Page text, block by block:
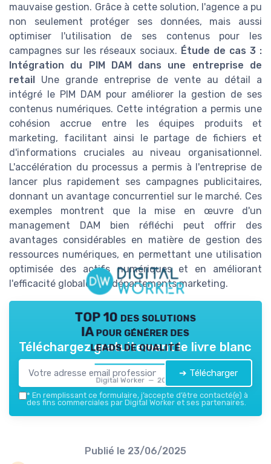
mauvaise gestion. Grâce à cette solution, l'agence a pu
non seulement protéger ses données, mais aussi
optimiser l'utilisation de ses contenus pour les
campagnes sur les réseaux sociaux. Étude de cas 3 :
Intégration du PIM DAM dans une entreprise de
retail Une grande entreprise de vente au détail a
intégré le PIM DAM pour améliorer la gestion de ses
contenus numériques. Cette intégration a permis une
cohésion accrue entre les équipes produits et
marketing, facilitant ainsi le partage de fichiers et
d'informations cruciales au niveau organisationnel.
L'accélération du processus a permis à l'entreprise de
lancer plus rapidement ses campagnes publicitaires,
donnant un avantage concurrentiel sur le marché. Ces
exemples montrent que la mise en œuvre d'un
management DAM bien réfléchi peut offrir des
avantages considérables en matière de gestion des
ressources numériques, en permettant une utilisation
optimisée des actifs numériques et en améliorant
l'efficacité globale des départements marketing.
TOP 10 des solutions
IA pour générer des
leads de qualité
Digital Worker — 2026
Téléchargez gratuitement le livre blanc
➔ Télécharger
* En remplissant ce formulaire, j’accepte d’être contacté(e) à
des fins commerciales par Digital Worker et ses partenaires.
Publié le 23/06/2025